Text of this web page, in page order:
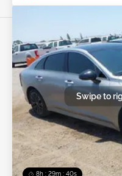
8h : 29m : 37s
Swipe to